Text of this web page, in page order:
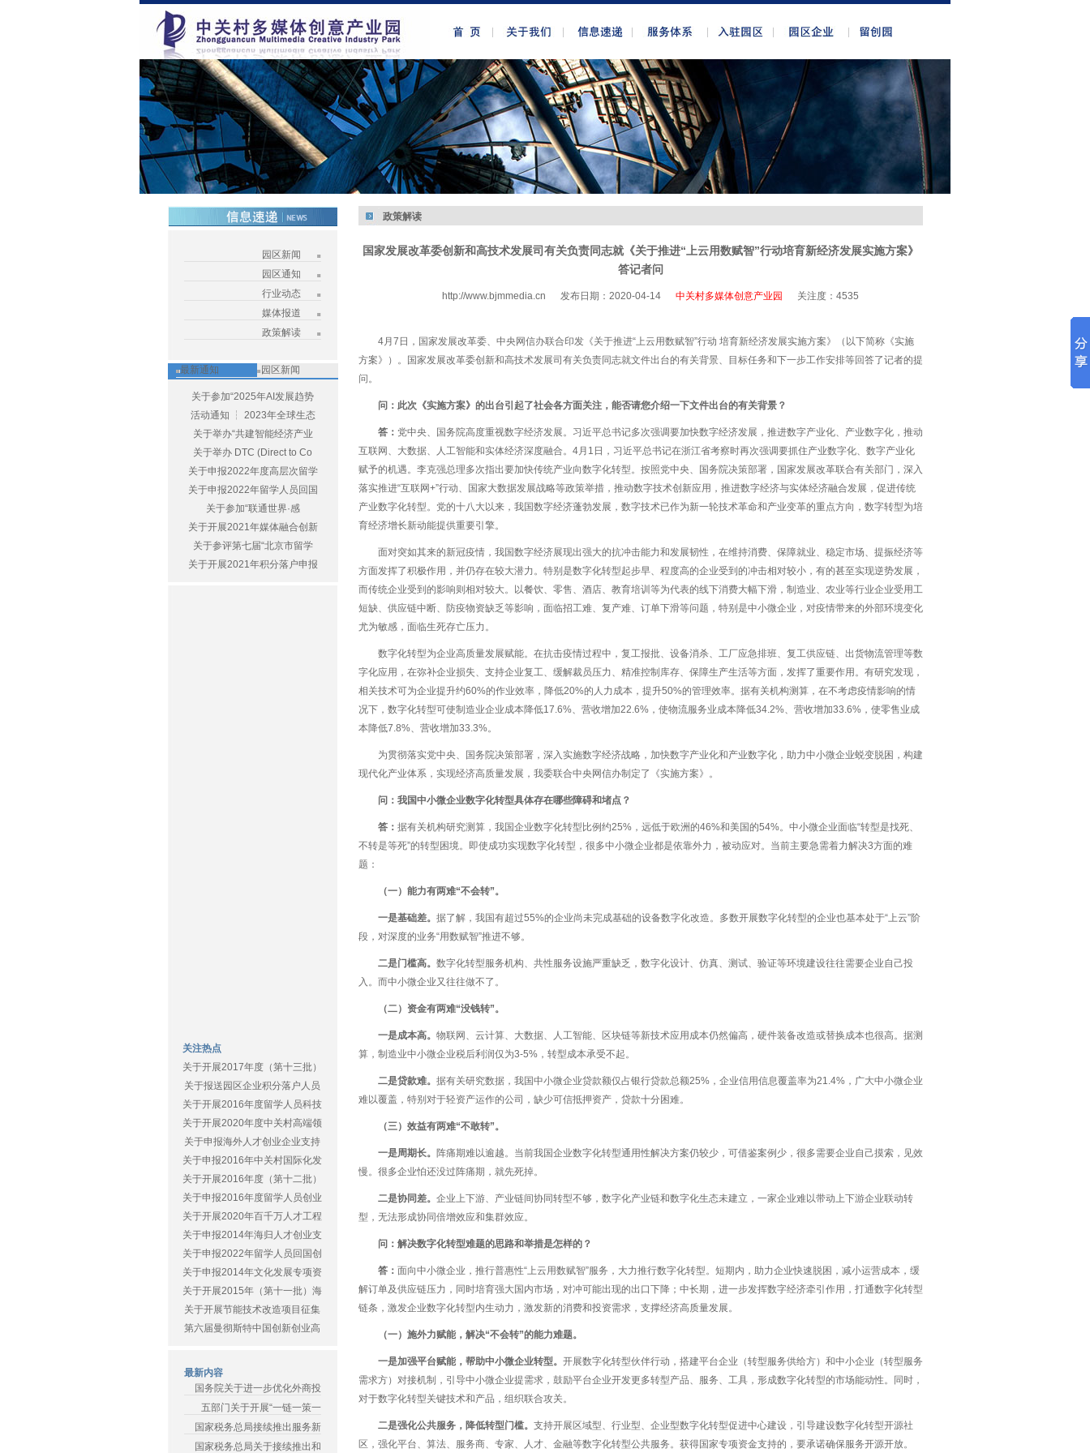
园区新闻
园区通知
行业动态
媒体报道
政策解读
最新通知 园区新闻
关于参加“2025年AI发展趋势
活动通知 ┆ 2023年全球生态
关于举办“共建智能经济产业
关于举办 DTC (Direct to Co
关于申报2022年度高层次留学
关于申报2022年留学人员回国
关于参加“联通世界·感
关于开展2021年媒体融合创新
关于参评第七届“北京市留学
关于开展2021年积分落户申报
关注热点
关于开展2017年度（第十三批）
关于报送园区企业积分落户人员
关于开展2016年度留学人员科技
关于开展2020年度中关村高端领
关于申报海外人才创业企业支持
关于申报2016年中关村国际化发
关于开展2016年度（第十二批）
关于申报2016年度留学人员创业
关于开展2020年百千万人才工程
关于申报2014年海归人才创业支
关于申报2022年留学人员回国创
关于申报2014年文化发展专项资
关于开展2015年（第十一批）海
关于开展节能技术改造项目征集
第六届曼彻斯特中国创新创业高
最新内容
国务院关于进一步优化外商投
五部门关于开展“一链一策一
国家税务总局接续推出服务新
国家税务总局关于接续推出和
政策解读
国家发展改革委创新和高技术发展司有关负责同志就《关于推进“上云用数赋智”行动培育新经济发展实施方案》
答记者问
http://www.bjmmedia.cn 发布日期：2020-04-14 中关村多媒体创意产业园 关注度： 4535
4月7日，国家发展改革委、中央网信办联合印发《关于推进“上云用数赋智”行动 培育新经济发展实施方案》（以下简称《实施
方案》）。国家发展改革委创新和高技术发展司有关负责同志就文件出台的有关背景、目标任务和下一步工作安排等回答了记者的提
问。
问：此次《实施方案》的出台引起了社会各方面关注，能否请您介绍一下文件出台的有关背景？
答： 党中央、国务院高度重视数字经济发展。习近平总书记多次强调要加快数字经济发展，推进数字产业化、产业数字化，推动
互联网、大数据、人工智能和实体经济深度融合。4月1日，习近平总书记在浙江省考察时再次强调要抓住产业数字化、数字产业化
赋予的机遇。李克强总理多次指出要加快传统产业向数字化转型。按照党中央、国务院决策部署，国家发展改革联合有关部门，深入
落实推进“互联网+”行动、国家大数据发展战略等政策举措，推动数字技术创新应用，推进数字经济与实体经济融合发展，促进传统
产业数字化转型。党的十八大以来，我国数字经济蓬勃发展，数字技术已作为新一轮技术革命和产业变革的重点方向，数字转型为培
育经济增长新动能提供重要引擎。
面对突如其来的新冠疫情，我国数字经济展现出强大的抗冲击能力和发展韧性，在维持消费、保障就业、稳定市场、提振经济等
方面发挥了积极作用，并仍存在较大潜力。特别是数字化转型起步早、程度高的企业受到的冲击相对较小，有的甚至实现逆势发展，
而传统企业受到的影响则相对较大。以餐饮、零售、酒店、教育培训等为代表的线下消费大幅下滑，制造业、农业等行业企业受用工
短缺、供应链中断、防疫物资缺乏等影响，面临招工难、复产难、订单下滑等问题，特别是中小微企业，对疫情带来的外部环境变化
尤为敏感，面临生死存亡压力。
数字化转型为企业高质量发展赋能。在抗击疫情过程中，复工报批、设备消杀、工厂应急排班、复工供应链、出货物流管理等数
字化应用，在弥补企业损失、支持企业复工、缓解裁员压力、精准控制库存、保障生产生活等方面，发挥了重要作用。有研究发现，
相关技术可为企业提升约60%的作业效率，降低20%的人力成本，提升50%的管理效率。据有关机构测算，在不考虑疫情影响的情
况下，数字化转型可使制造业企业成本降低17.6%、营收增加22.6%，使物流服务业成本降低34.2%、营收增加33.6%，使零售业成
本降低7.8%、营收增加33.3%。
为贯彻落实党中央、国务院决策部署，深入实施数字经济战略，加快数字产业化和产业数字化，助力中小微企业蜕变脱困，构建
现代化产业体系，实现经济高质量发展，我委联合中央网信办制定了《实施方案》。
问：我国中小微企业数字化转型具体存在哪些障碍和堵点？
答： 据有关机构研究测算，我国企业数字化转型比例约25%，远低于欧洲的46%和美国的54%。中小微企业面临“转型是找死、
不转是等死”的转型困境。即使成功实现数字化转型，很多中小微企业都是依靠外力，被动应对。当前主要急需着力解决3方面的难
题：
（一）能力有两难“不会转”。
一是基础差。 据了解，我国有超过55%的企业尚未完成基础的设备数字化改造。多数开展数字化转型的企业也基本处于“上云”阶
段，对深度的业务“用数赋智”推进不够。
二是门槛高。 数字化转型服务机构、共性服务设施严重缺乏，数字化设计、仿真、测试、验证等环境建设往往需要企业自己投
入。而中小微企业又往往做不了。
（二）资金有两难“没钱转”。
一是成本高。 物联网、云计算、大数据、人工智能、区块链等新技术应用成本仍然偏高，硬件装备改造或替换成本也很高。据测
算，制造业中小微企业税后利润仅为3-5%，转型成本承受不起。
二是贷款难。 据有关研究数据，我国中小微企业贷款额仅占银行贷款总额25%，企业信用信息覆盖率为21.4%，广大中小微企业
难以覆盖，特别对于轻资产运作的公司，缺少可信抵押资产，贷款十分困难。
（三）效益有两难“不敢转”。
一是周期长。
阵痛期难以逾越。当前我国企业数字化转型通用性解决方案仍较少，可借鉴案例少，很多需要企业自己摸索，见效
慢。很多企业怕还没过阵痛期，就先死掉。
二是协同差。 企业上下游、产业链间协同转型不够，数字化产业链和数字化生态未建立，一家企业难以带动上下游企业联动转
型，无法形成协同倍增效应和集群效应。
问：解决数字化转型难题的思路和举措是怎样的？
答： 面向中小微企业，推行普惠性“上云用数赋智”服务，大力推行数字化转型。短期内，助力企业快速脱困，减小运营成本，缓
解订单及供应链压力，同时培育强大国内市场，对冲可能出现的出口下降；中长期，进一步发挥数字经济牵引作用，打通数字化转型
链条，激发企业数字化转型内生动力，激发新的消费和投资需求，支撑经济高质量发展。
（一）施外力赋能，解决“不会转”的能力难题。
一是加强平台赋能，帮助中小微企业转型。 开展数字化转型伙伴行动，搭建平台企业（转型服务供给方）和中小企业（转型服务
需求方）对接机制，引导中小微企业提需求，鼓励平台企业开发更多转型产品、服务、工具，形成数字化转型的市场能动性。同时，
对于数字化转型关键技术和产品，组织联合攻关。
二是强化公共服务，降低转型门槛。 支持开展区域型、行业型、企业型数字化转型促进中心建设，引导建设数字化转型开源社
区，强化平台、算法、服务商、专家、人才、金融等数字化转型公共服务。获得国家专项资金支持的，要承诺确保服务开源开放。